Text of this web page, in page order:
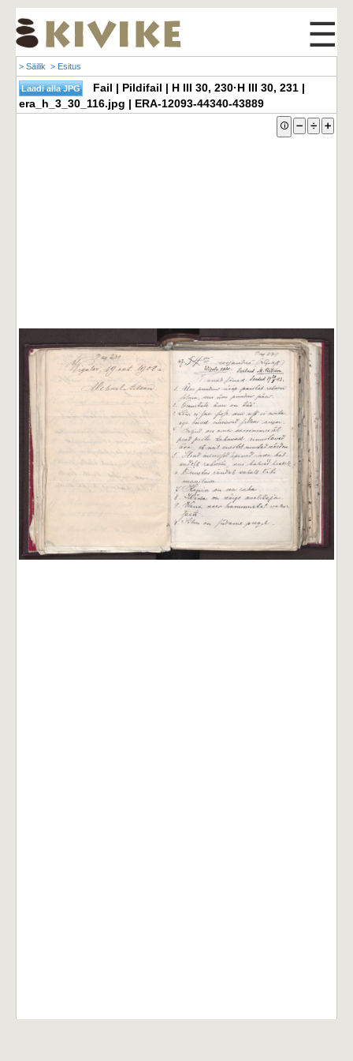
☰
> Säilik > Esitus
Fail | Pildifail | H III 30, 230·H III 30, 231 |
era_h_3_30_116.jpg | ERA-12093-44340-43889